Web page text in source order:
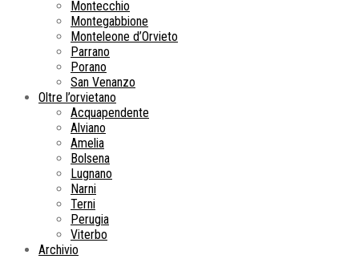
Montecchio
Montegabbione
Monteleone d’Orvieto
Parrano
Porano
San Venanzo
Oltre l’orvietano
Acquapendente
Alviano
Amelia
Bolsena
Lugnano
Narni
Terni
Perugia
Viterbo
Archivio